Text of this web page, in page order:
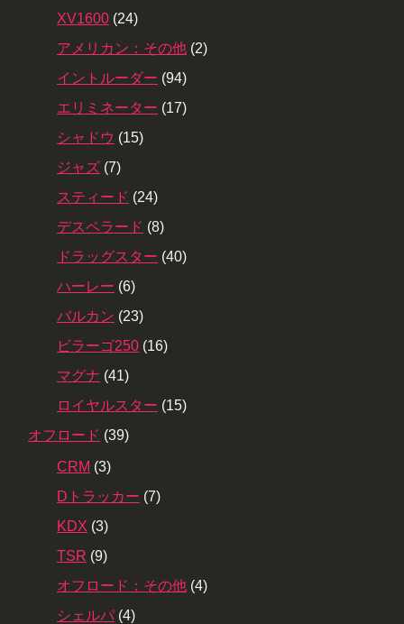
XV1600 (24)
アメリカン：その他 (2)
イントルーダー (94)
エリミネーター (17)
シャドウ (15)
ジャズ (7)
スティード (24)
デスペラード (8)
ドラッグスター (40)
ハーレー (6)
バルカン (23)
ビラーゴ250 (16)
マグナ (41)
ロイヤルスター (15)
オフロード (39)
CRM (3)
Dトラッカー (7)
KDX (3)
TSR (9)
オフロード：その他 (4)
シェルパ (4)